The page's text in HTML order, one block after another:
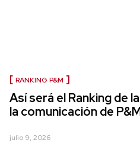
RANKING P&M
Así será el Ranking de
la comunicación de
julio 9, 2026